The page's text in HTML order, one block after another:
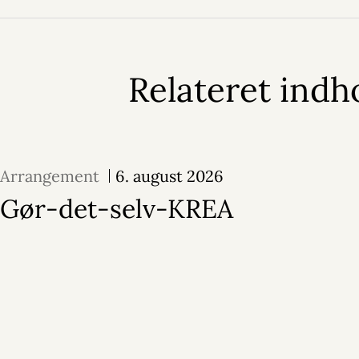
Relateret
Arrangement 6. august 2026
Gør-det-selv-KREA